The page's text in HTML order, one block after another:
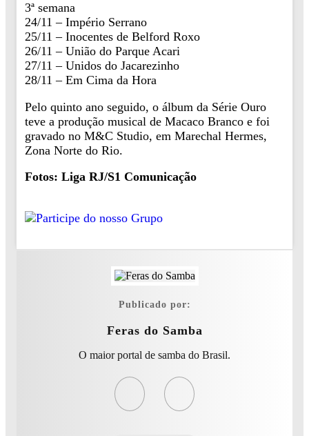
3ª semana
24/11 – Império Serrano
25/11 – Inocentes de Belford Roxo
26/11 – União do Parque Acari
27/11 – Unidos do Jacarezinho
28/11 – Em Cima da Hora
Pelo quinto ano seguido, o álbum da Série Ouro
teve a produção musical de Macaco Branco e foi
gravado no M&C Studio, em Marechal Hermes,
Zona Norte do Rio.
Fotos: Liga RJ/S1 Comunicação
Publicado por:
Feras do Samba
O maior portal de samba do Brasil.